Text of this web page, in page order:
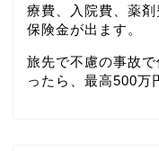
療費、入院費、薬
保険金が出ます。
旅先で不慮の事故
ったら、最高500万